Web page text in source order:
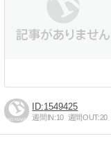
1549425
週間IN:10 週間OUT:20